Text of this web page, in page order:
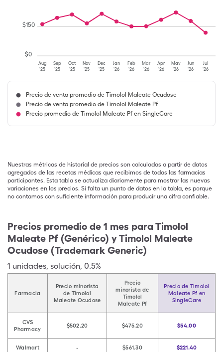
Aug
'25
Sep
'25
Oct
'25
Nov
'25
Dec
'25
Jan
'26
Feb
'26
Mar
'26
Apr
'26
May
'26
Jun
'26
Jul
'26
$0
$150
Precio de venta promedio de Timolol Maleate Ocudose
Precio de venta promedio de Timolol Maleate Pf
Precio promedio de Timolol Maleate Pf en SingleCare
Nuestras métricas de historial de precios son calculadas a partir de datos
agregados de las recetas médicas que recibimos de todas las farmacias
participantes. Esta tabla se actualiza diariamente para mostrar las nuevas
variaciones en los precios. Si falta un punto de datos en la tabla, es porque
no contamos con suficiente información para producir una cifra confiable.
Precios promedio de 1 mes para Timolol
Maleate Pf (Genérico) y Timolol Maleate
Ocudose (Trademark Generic)
1 unidades, solución, 0.5%
Farmacia
Precio minorista
de Timolol
Maleate Ocudose
Precio
minorista de
Timolol
Maleate Pf
Precio de Timolol
Maleate Pf en
SingleCare
CVS
Pharmacy
$502.20 $475.20 $54.00
Walmart - $561.30 $221.40